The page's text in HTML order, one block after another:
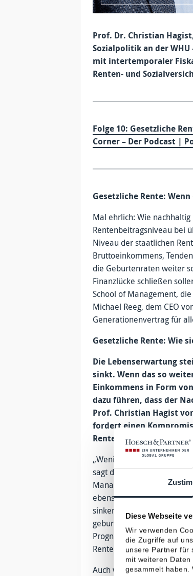
Diese Webseite
Wir verwenden
die Zugriffe auf
unsere Partner für
mit weiteren
gesammelt haben.
Prof. Dr. Christian
Sozialpolitik an der
mit intertemporaler
Renten- und
Folge 10: Gesetzliche
Corner – Der Podcast |
Gesetzliche Rente:
Mal ehrlich: Wie
Rentenbeitragsniveau bei
Niveau der staatlichen
Bruttoeinkommens,
die Geburtenraten weiter
Finanzlücke schließen
School of Management,
Michael Reeg, dem CEO
Generationenvertrag für
Gesetzliche Rente: Wie
Die Lebenserwartung
sinkt. Wenn das so
Einkommens in Form
dazu führen, dass der
Prof. Christian Hagist
fordert einen
„Weniger reingeben und
sagt der Rentenexperte
Management. Damit spielt
ebenso kontinuierlich
sinken. Die
geburtenschwachen
Prognosen zeigen,
Rentenbeiträgen abgeben.
Auch wenn das Isoliert